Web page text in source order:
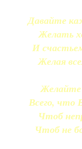
Давайте
Желать
И
Желая
Желайте
Всего, что
Чтоб
Чтоб не